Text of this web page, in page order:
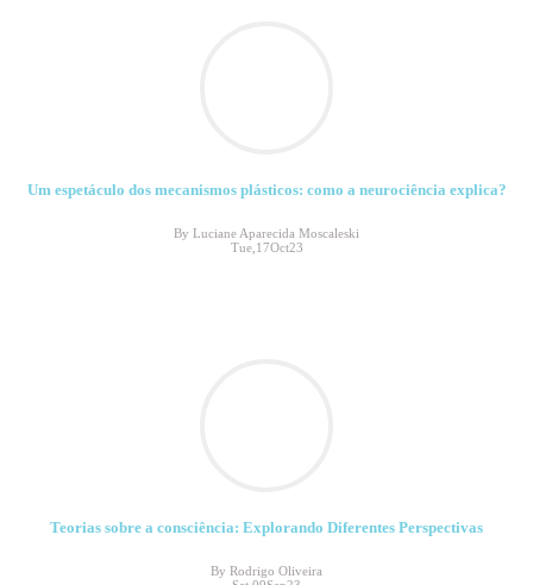
Um espetáculo dos mecanismos plásticos: como a neurociência explica?
By Luciane Aparecida Moscaleski
Tue,17Oct23
Teorias sobre a consciência: Explorando Diferentes Perspectivas
By Rodrigo Oliveira